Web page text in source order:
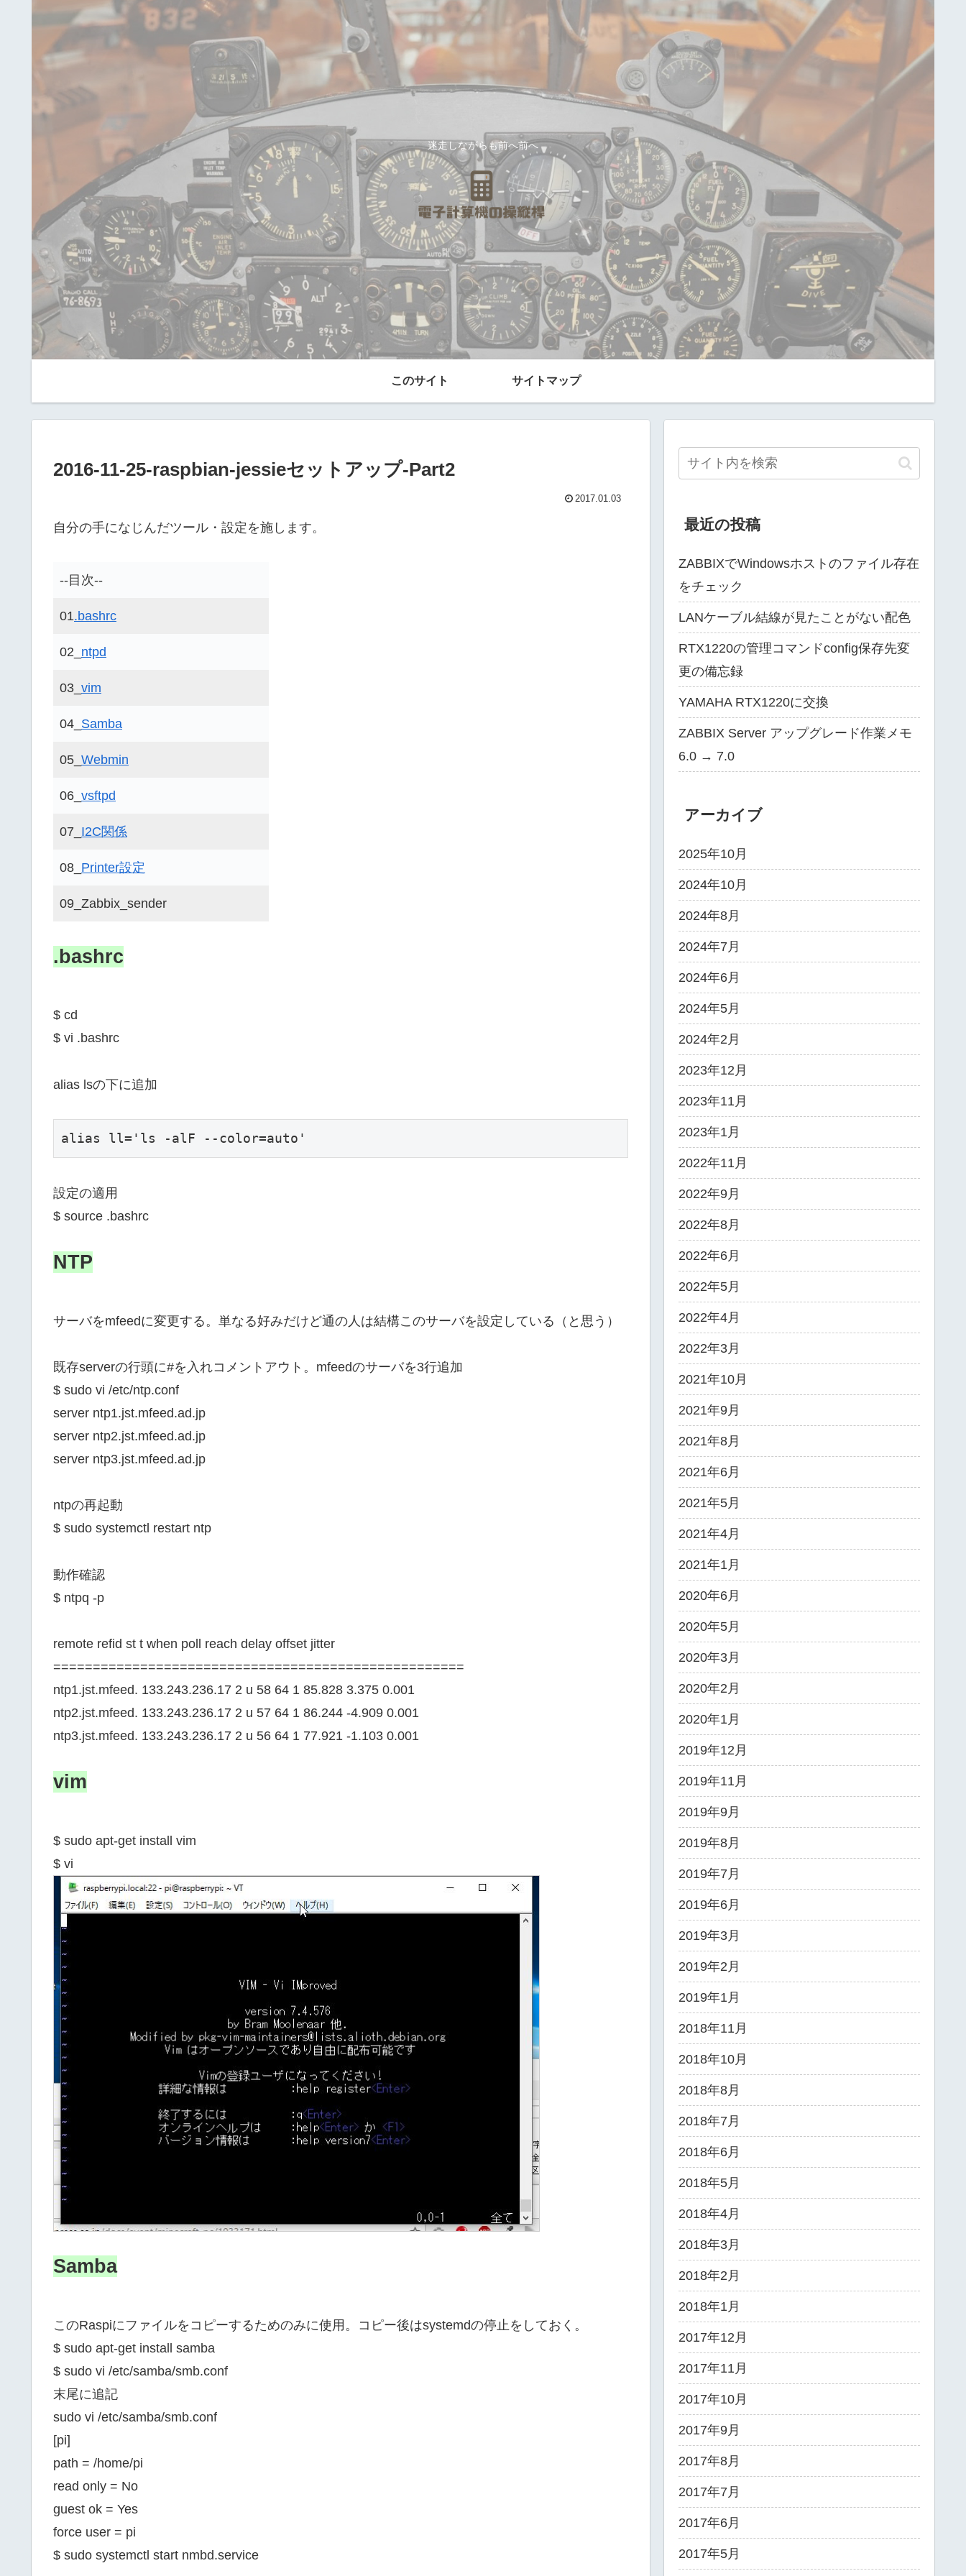
迷走しながらも前へ前へ
このサイト サイトマップ
2016-11-25-raspbian-jessieセットアップ-Part2
2017.01.03
自分の手になじんだツール・設定を施します。
--目次--
01.bashrc
02_ ntpd
03_ vim
04_ Samba
05_ Webmin
06_ vsftpd
07_ I2C関係
08_ Printer設定
09_Zabbix_sender
.bashrc
$ cd
$ vi .bashrc
alias lsの下に追加
alias ll='ls -alF --color=auto'
設定の適用
$ source .bashrc
NTP
サーバをmfeedに変更する。単なる好みだけど通の人は結構このサーバを設定している（と思う）
既存serverの行頭に#を入れコメントアウト。mfeedのサーバを3行追加
$ sudo vi /etc/ntp.conf
server ntp1.jst.mfeed.ad.jp
server ntp2.jst.mfeed.ad.jp
server ntp3.jst.mfeed.ad.jp
ntpの再起動
$ sudo systemctl restart ntp
動作確認
$ ntpq -p
remote refid st t when poll reach delay offset jitter
====================================================
ntp1.jst.mfeed. 133.243.236.17 2 u 58 64 1 85.828 3.375 0.001
ntp2.jst.mfeed. 133.243.236.17 2 u 57 64 1 86.244 -4.909 0.001
ntp3.jst.mfeed. 133.243.236.17 2 u 56 64 1 77.921 -1.103 0.001
vim
$ sudo apt-get install vim
$ vi
Samba
このRaspiにファイルをコピーするためのみに使用。コピー後はsystemdの停止をしておく。
$ sudo apt-get install samba
$ sudo vi /etc/samba/smb.conf
末尾に追記
sudo vi /etc/samba/smb.conf
[pi]
path = /home/pi
read only = No
guest ok = Yes
force user = pi
$ sudo systemctl start nmbd.service
最近の投稿
ZABBIXでWindowsホストのファイル存在
をチェック
LANケーブル結線が見たことがない配色
RTX1220の管理コマンドconfig保存先変
更の備忘録
YAMAHA RTX1220に交換
ZABBIX Server アップグレード作業メモ
6.0 → 7.0
アーカイブ
2025年10月
2024年10月
2024年8月
2024年7月
2024年6月
2024年5月
2024年2月
2023年12月
2023年11月
2023年1月
2022年11月
2022年9月
2022年8月
2022年6月
2022年5月
2022年4月
2022年3月
2021年10月
2021年9月
2021年8月
2021年6月
2021年5月
2021年4月
2021年1月
2020年6月
2020年5月
2020年3月
2020年2月
2020年1月
2019年12月
2019年11月
2019年9月
2019年8月
2019年7月
2019年6月
2019年3月
2019年2月
2019年1月
2018年11月
2018年10月
2018年8月
2018年7月
2018年6月
2018年5月
2018年4月
2018年3月
2018年2月
2018年1月
2017年12月
2017年11月
2017年10月
2017年9月
2017年8月
2017年7月
2017年6月
2017年5月